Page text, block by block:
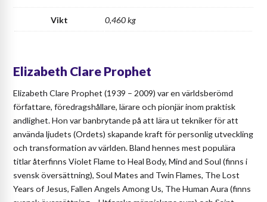
Vikt 0,460 kg
Elizabeth Clare Prophet
Elizabeth Clare Prophet (1939 – 2009) var en världsberömd
författare, föredragshållare, lärare och pionjär inom praktisk
andlighet. Hon var banbrytande på att lära ut tekniker för att
använda ljudets (Ordets) skapande kraft för personlig utveckling
och transformation av världen. Bland hennes mest populära
titlar återfinns Violet Flame to Heal Body, Mind and Soul (finns i
svensk översättning), Soul Mates and Twin Flames, The Lost
Years of Jesus, Fallen Angels Among Us, The Human Aura (finns